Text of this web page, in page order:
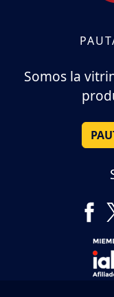
Somos la